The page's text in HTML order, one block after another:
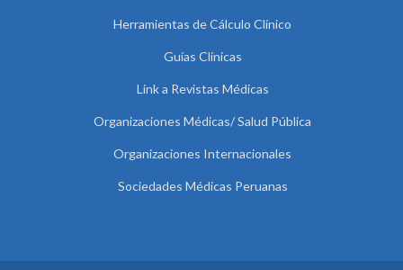
Herramientas de Cálculo Clínico
Guías Clínicas
Link a Revistas Médicas
Organizaciones Médicas/ Salud Pública
Organizaciones Internacionales
Sociedades Médicas Peruanas